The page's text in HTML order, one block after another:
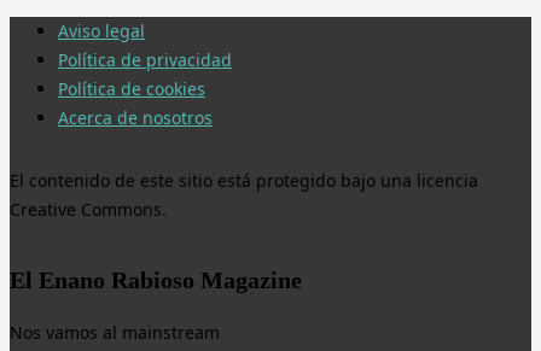
Aviso legal
Política de privacidad
Política de cookies
Acerca de nosotros
El contenido de este sitio está protegido bajo una licencia
Creative Commons.
El Enano Rabioso Magazine
Nos vamos al mainstream